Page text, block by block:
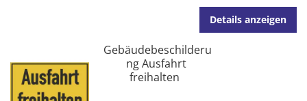
Details anzeigen
Gebäudebeschilderu
ng Ausfahrt
freihalten